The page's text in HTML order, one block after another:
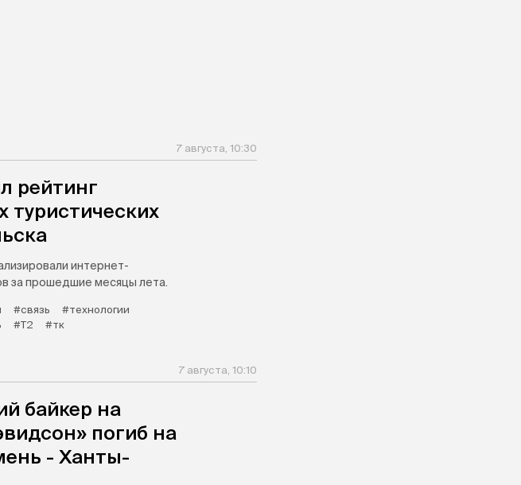
7 августа, 10:30
рейтинг
туристических
интернет-
за прошедшие месяцы лета.
#связь
#технологии
#Т2 #тк
7 августа, 10:10
байкер на
погиб на
- Ханты-